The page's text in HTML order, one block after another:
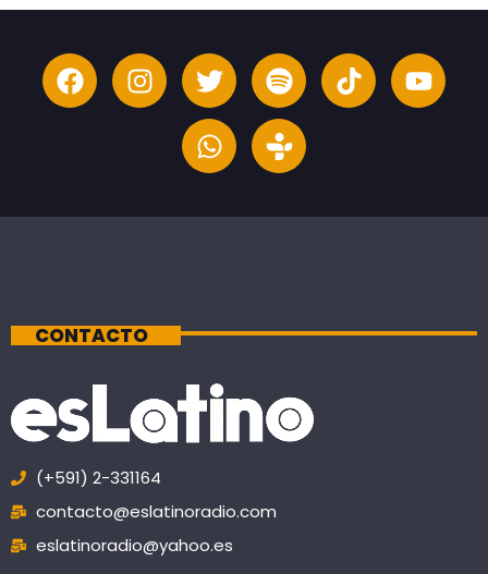
CONTACTO
(+591) 2-331164
contacto@eslatinoradio.com
eslatinoradio@yahoo.es